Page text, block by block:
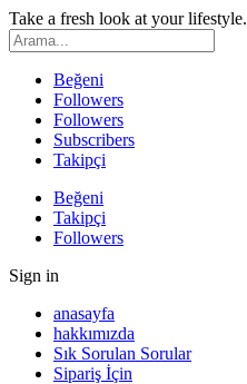
Take a fresh look at your lifestyle.
Beğeni
Followers
Followers
Subscribers
Takipçi
Beğeni
Takipçi
Followers
Sign in
anasayfa
hakkımızda
Sık Sorulan Sorular
Sipariş İçin